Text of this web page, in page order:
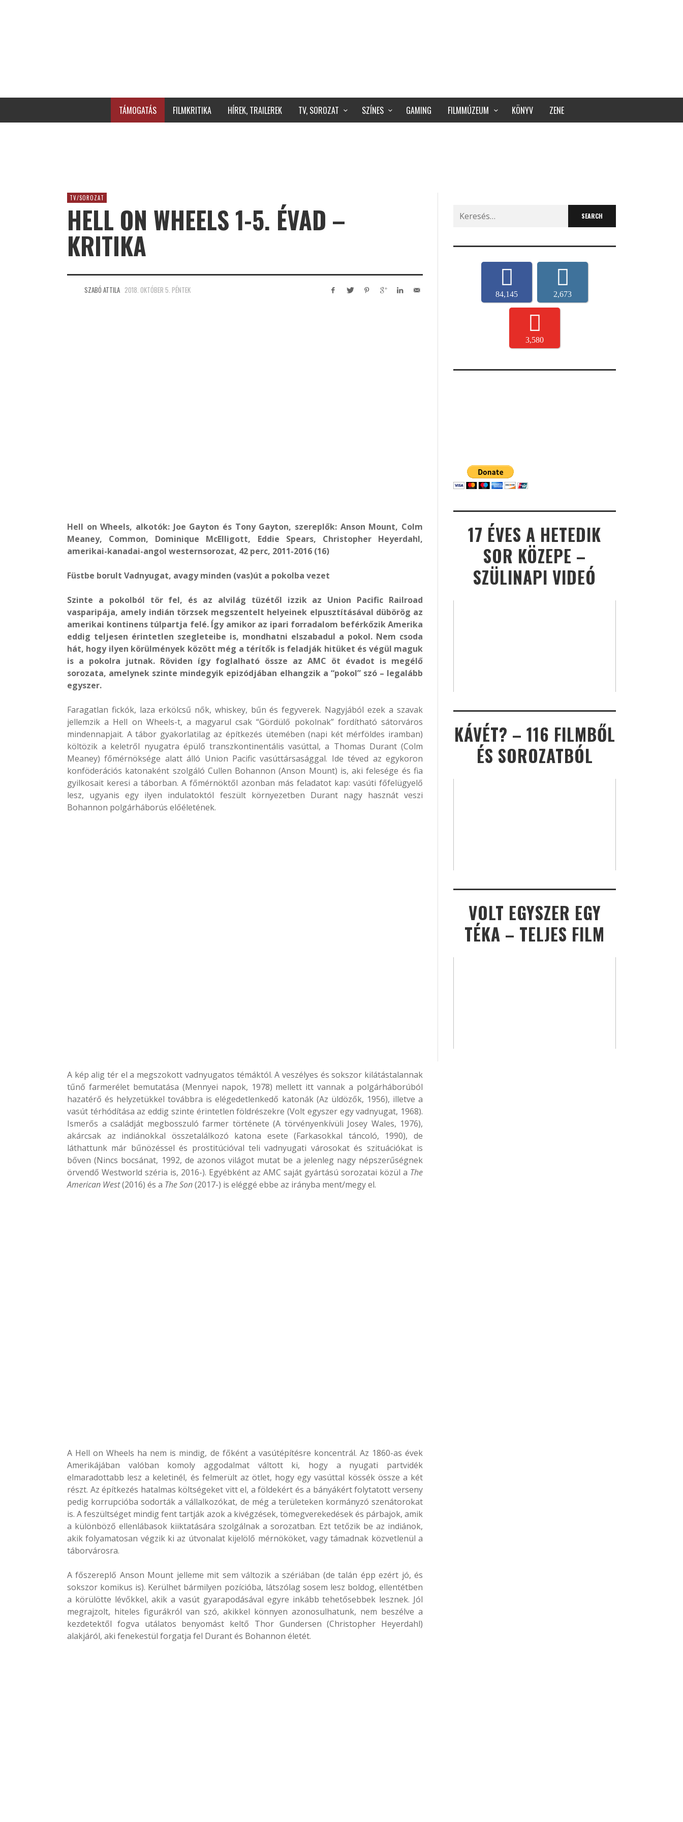
TÁMOGATÁS FILMKRITIKA HÍREK, TRAILEREK TV, SOROZAT SZÍNES GAMING FILMMÚZEUM KÖNYV ZENE
TV/SOROZAT
HELL ON WHEELS 1-5. ÉVAD –
KRITIKA
SZABÓ ATTILA 2018. OKTÓBER 5. PÉNTEK
Hell on Wheels, alkotók: Joe Gayton és Tony Gayton, szereplők: Anson Mount, Colm
Meaney, Common, Dominique McElligott, Eddie Spears, Christopher Heyerdahl,
amerikai-kanadai-angol westernsorozat, 42 perc, 2011-2016 (16)
Füstbe borult Vadnyugat, avagy minden (vas)út a pokolba vezet
Szinte a pokolból tör fel, és az alvilág tüzétől izzik az Union Pacific Railroad
vasparipája, amely indián törzsek megszentelt helyeinek elpusztításával dübörög az
amerikai kontinens túlpartja felé. Így amikor az ipari forradalom beférkőzik Amerika
eddig teljesen érintetlen szegleteibe is, mondhatni elszabadul a pokol. Nem csoda
hát, hogy ilyen körülmények között még a térítők is feladják hitüket és végül maguk
is a pokolra jutnak. Röviden így foglalható össze az AMC öt évadot is megélő
sorozata, amelynek szinte mindegyik epizódjában elhangzik a “pokol” szó – legalább
egyszer.
Faragatlan fickók, laza erkölcsű nők, whiskey, bűn és fegyverek. Nagyjából ezek a szavak
jellemzik a Hell on Wheels-t, a magyarul csak “Gördülő pokolnak” fordítható sátorváros
mindennapjait. A tábor gyakorlatilag az építkezés ütemében (napi két mérföldes iramban)
költözik a keletről nyugatra épülő transzkontinentális vasúttal, a Thomas Durant (Colm
Meaney) főmérnöksége alatt álló Union Pacific vasúttársasággal. Ide téved az egykoron
konföderációs katonaként szolgáló Cullen Bohannon (Anson Mount) is, aki felesége és fia
gyilkosait keresi a táborban. A főmérnöktől azonban más feladatot kap: vasúti főfelügyelő
lesz, ugyanis egy ilyen indulatoktól feszült környezetben Durant nagy hasznát veszi
Bohannon polgárháborús előéletének.
A kép alig tér el a megszokott vadnyugatos témáktól. A veszélyes és sokszor kilátástalannak
tűnő farmerélet bemutatása (Mennyei napok, 1978) mellett itt vannak a polgárháborúból
hazatérő és helyzetükkel továbbra is elégedetlenkedő katonák (Az üldözők, 1956), illetve a
vasút térhódítása az eddig szinte érintetlen földrészekre (Volt egyszer egy vadnyugat, 1968).
Ismerős a családját megbosszuló farmer története (A törvényenkívüli Josey Wales, 1976),
akárcsak az indiánokkal összetalálkozó katona esete (Farkasokkal táncoló, 1990), de
láthattunk már bűnözéssel és prostitúcióval teli vadnyugati városokat és szituációkat is
bőven (Nincs bocsánat, 1992, de azonos világot mutat be a jelenleg nagy népszerűségnek
örvendő Westworld széria is, 2016-). Egyébként az AMC saját gyártású sorozatai közül a The
American West(2016) és a The Son(2017-) is eléggé ebbe az irányba ment/megy el.
A Hell on Wheels ha nem is mindig, de főként a vasútépítésre koncentrál. Az 1860-as évek
Amerikájában valóban komoly aggodalmat váltott ki, hogy a nyugati partvidék
elmaradottabb lesz a keletinél, és felmerült az ötlet, hogy egy vasúttal kössék össze a két
részt. Az építkezés hatalmas költségeket vitt el, a földekért és a bányákért folytatott verseny
pedig korrupcióba sodorták a vállalkozókat, de még a területeken kormányzó szenátorokat
is. A feszültséget mindig fent tartják azok a kivégzések, tömegverekedések és párbajok, amik
a különböző ellenlábasok kiiktatására szolgálnak a sorozatban. Ezt tetőzik be az indiánok,
akik folyamatosan végzik ki az útvonalat kijelölő mérnököket, vagy támadnak közvetlenül a
táborvárosra.
A főszereplő Anson Mount jelleme mit sem változik a szériában (de talán épp ezért jó, és
sokszor komikus is). Kerülhet bármilyen pozícióba, látszólag sosem lesz boldog, ellentétben
a körülötte lévőkkel, akik a vasút gyarapodásával egyre inkább tehetősebbek lesznek. Jól
megrajzolt, hiteles figurákról van szó, akikkel könnyen azonosulhatunk, nem beszélve a
kezdetektől fogva utálatos benyomást keltő Thor Gundersen (Christopher Heyerdahl)
alakjáról, aki fenekestül forgatja fel Durant és Bohannon életét.
Search
for:
84,145 2,673
3,580
17 ÉVES A HETEDIK
SOR KÖZEPE –
SZÜLINAPI VIDEÓ
KÁVÉT? – 116 FILMBŐL
ÉS SOROZATBÓL
VOLT EGYSZER EGY
TÉKA – TELJES FILM